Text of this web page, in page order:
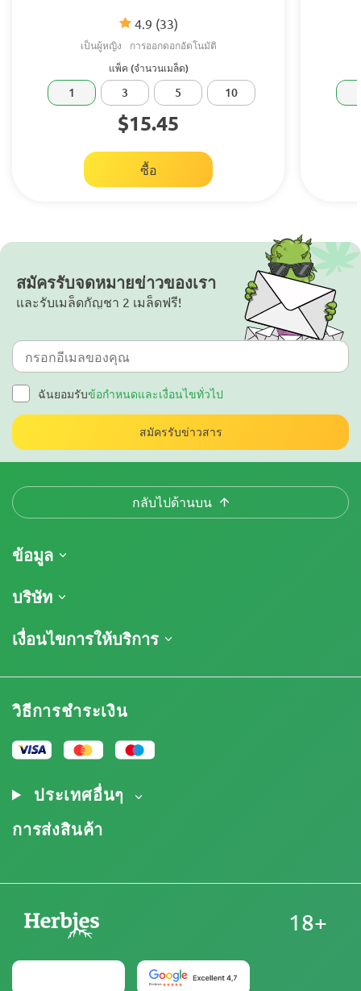
4.9 (33)
เป็นผู้หญิง การออกดอกอัตโนมัติ
แพ็ค (จำนวนเมล็ด)
1 3 5 10
$15.45
ซื้อ
สมัครรับจดหมายข่าวของเรา
และรับเมล็ดกัญชา 2 เมล็ดฟรี!
ฉันยอมรับข้อกำหนดและเงื่อนไขทั่วไป
สมัครรับข่าวสาร
กลับไปด้านบน
ข้อมูล
การจัดส่งสินค้า
นโยบายการคืนสินค้า
โปรโมชั่น
บริษัท
เกี่ยวกับเรา
บทวิจารณ์
โปรแกรมพันธมิตรกัญชา
แผนผังเว็บไซต์
เงื่อนไขการให้บริการ
ข้อกำหนดและเงื่อนไข
นโยบายความเป็นส่วนตัว
นโยบายการใช้คุกกี้
วิธีการชำระเงิน
ประเทศอื่นๆ
การส่งสินค้า
18+